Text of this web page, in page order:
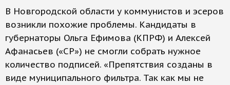
В Новгородской области у коммунистов и эсеров
возникли похожие проблемы. Кандидаты в
губернаторы Ольга Ефимова (КПРФ) и Алексей
Афанасьев («СР») не смогли собрать нужное
количество подписей. «Препятствия созданы в
виде муниципального фильтра. Так как мы не